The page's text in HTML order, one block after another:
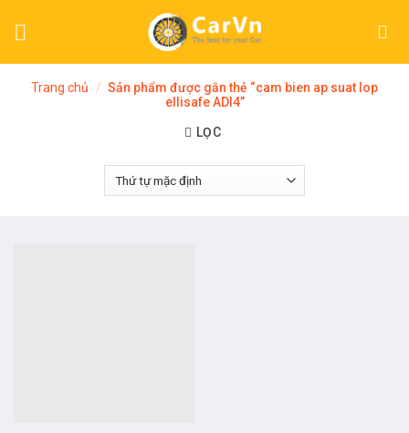
Trang chủ / Sản phẩm được gắn thẻ “cam bien ap suat lop
ellisafe ADI4”
LỌC